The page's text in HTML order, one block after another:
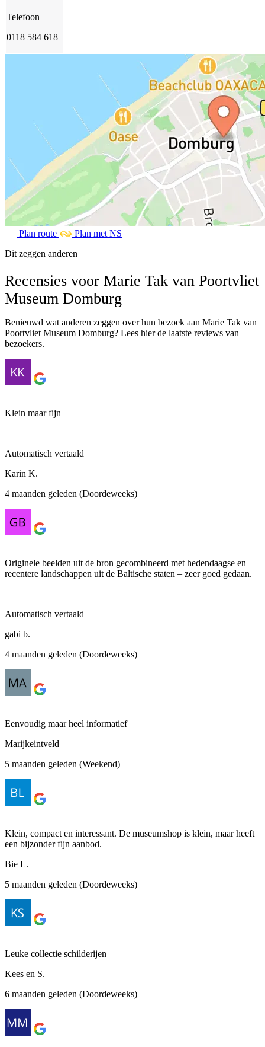
Telefoon
0118 584 618
Plan route
Plan met NS
Dit zeggen anderen
Recensies voor Marie Tak van Poortvliet
Museum Domburg
Benieuwd wat anderen zeggen over hun bezoek aan Marie Tak van
Poortvliet Museum Domburg? Lees hier de laatste reviews van
bezoekers.
Klein maar fijn
Automatisch vertaald
Karin K.
4 maanden geleden (Doordeweeks)
Originele beelden uit de bron gecombineerd met hedendaagse en
recentere landschappen uit de Baltische staten – zeer goed gedaan.
Automatisch vertaald
gabi b.
4 maanden geleden (Doordeweeks)
Eenvoudig maar heel informatief
Marijkeintveld
5 maanden geleden (Weekend)
Klein, compact en interessant. De museumshop is klein, maar heeft
een bijzonder fijn aanbod.
Bie L.
5 maanden geleden (Doordeweeks)
Leuke collectie schilderijen
Kees en S.
6 maanden geleden (Doordeweeks)